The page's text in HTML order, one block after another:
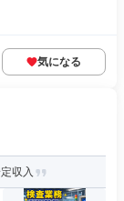
気になる
収入